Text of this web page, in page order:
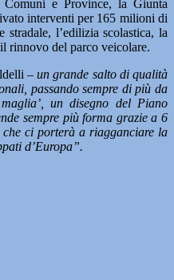
e Province, la Giunta
interventi per 165 milioni di
l’edilizia scolastica, la
rinnovo del parco veicolare.
–un grande salto di qualità
passando sempre di più da
un disegno del Piano
sempre più forma grazie a 6
ci porterà a riagganciare la
d’Europa”.